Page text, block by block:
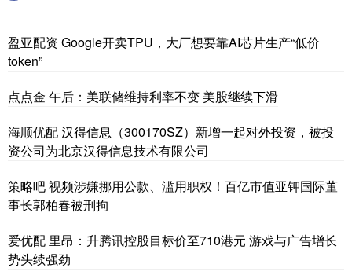
盈亚配资 Google开卖TPU，大厂想要靠AI芯片生产“低价
token”
点点金 午后：美联储维持利率不变 美股继续下滑
海顺优配 汉得信息（300170SZ）新增一起对外投资，被投
资公司为北京汉得信息技术有限公司
策略吧 视频涉嫌挪用公款、滥用职权！百亿市值亚钾国际董
事长郭柏春被刑拘
爱优配 里昂：升腾讯控股目标价至710港元 游戏与广告增长
势头续强劲